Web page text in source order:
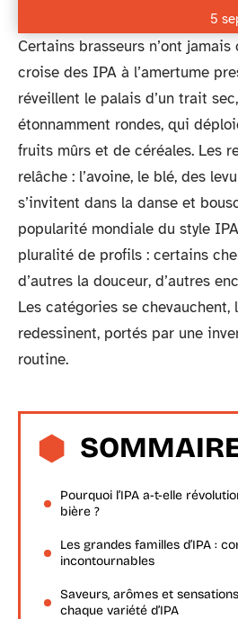
5
Certains brasseurs n’ont jamais
croise des IPA à l’amertume
réveillent le palais d’un trait
étonnamment rondes, qui
fruits mûrs et de céréales. Les
relâche : l’avoine, le blé, des
s’invitent dans la danse et
popularité mondiale du style
pluralité de profils : certains
d’autres la douceur, d’autres
Les catégories se chevauchent,
redessinent, portés par une
routine.
Pourquoi l’IPA a-t-elle
bière ?
Les grandes familles d’IPA :
incontournables
Saveurs, arômes et
chaque variété d’IPA